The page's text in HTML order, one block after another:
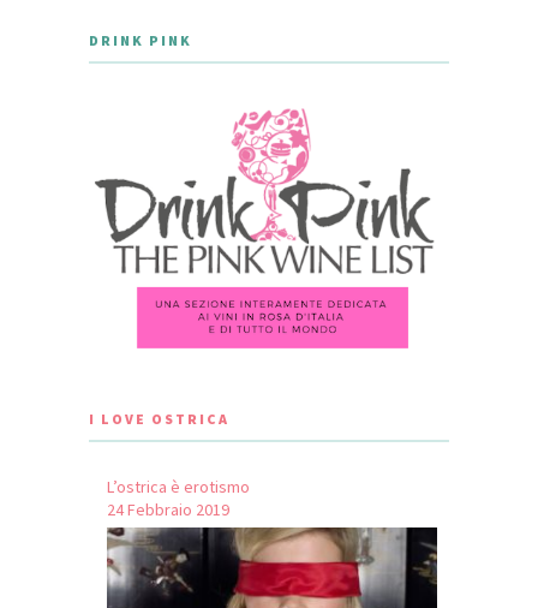
DRINK PINK
I LOVE OSTRICA
L’ostrica è erotismo
24 Febbraio 2019